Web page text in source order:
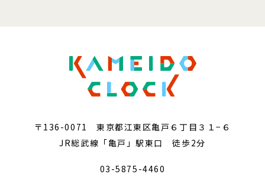
〒136-0071 東京都江東区亀戸６丁目３１−６
JR総武線「亀戸」駅東口 徒歩2分
03-5875-4460